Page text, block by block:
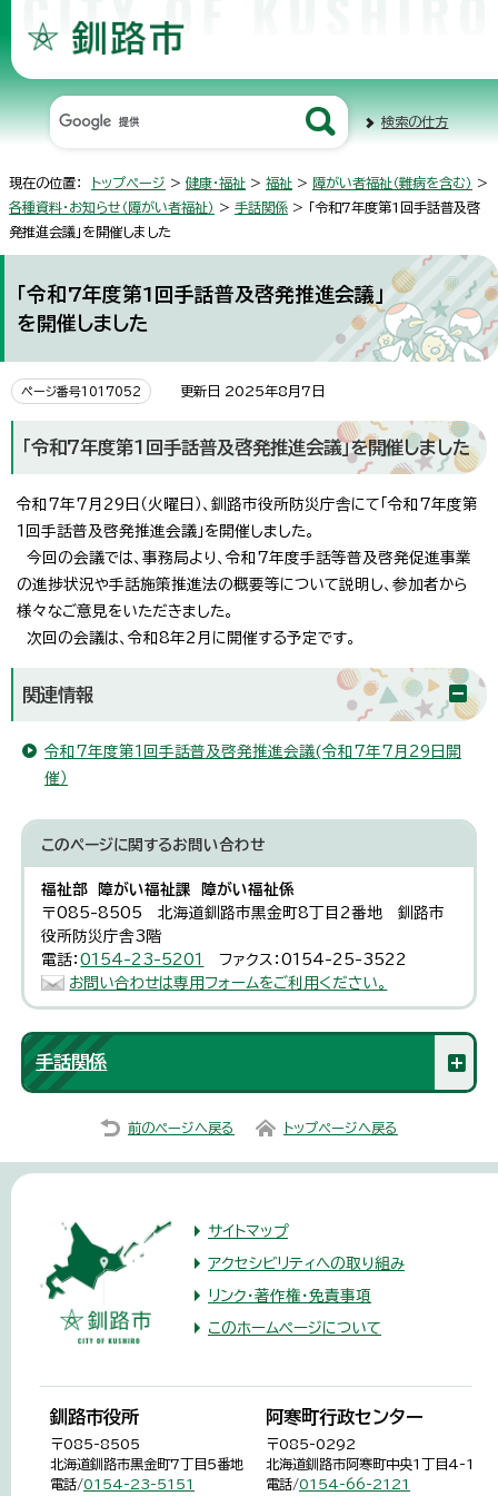
検索の仕方
現在の位置： トップページ > 健康・福祉 > 福祉 > 障がい者福祉（難病を含む） >
各種資料・お知らせ（障がい者福祉） > 手話関係 > 「令和7年度第1回手話普及啓
発推進会議」を開催しました
「令和7年度第1回手話普及啓発推進会議」
を開催しました
ページ番号1017052 更新日 2025年8月7日
「令和7年度第1回手話普及啓発推進会議」を開催しました
令和7年7月29日（火曜日）、釧路市役所防災庁舎にて「令和7年度第
1回手話普及啓発推進会議」を開催しました。
今回の会議では、事務局より、令和7年度手話等普及啓発促進事業
の進捗状況や手話施策推進法の概要等について説明し、参加者から
様々なご意見をいただきました。
次回の会議は、令和8年2月に開催する予定です。
関連情報
令和7年度第1回手話普及啓発推進会議(令和7年7月29日開
催）
このページに関するお問い合わせ
福祉部 障がい福祉課 障がい福祉係
〒085-8505 北海道釧路市黒金町8丁目2番地 釧路市
役所防災庁舎3階
電話：0154-23-5201
ファクス：0154-25-3522
お問い合わせは専用フォームをご利用ください。
手話関係
前のページへ戻る トップページへ戻る
サイトマップ
アクセシビリティへの取り組み
リンク・著作権・免責事項
このホームページについて
釧路市役所
〒085-8505
北海道釧路市黒金町7丁目5番地
電話/0154-23-5151
阿寒町行政センター
〒085-0292
北海道釧路市阿寒町中央1丁目4-1
電話/0154-66-2121